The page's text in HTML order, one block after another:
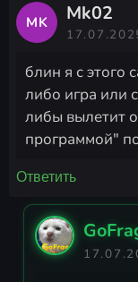
MK Mk02
блин я с этого
либо игра или
либы вылетит
программой"
Ответить